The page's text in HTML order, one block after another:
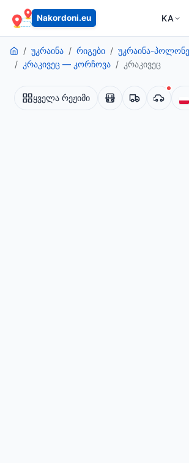
Nakordoni.eu KA
გადასვლა
უკრაინა რიგები
უკრაინა-
კრაკივეც — კორჩოვა
კრაკივეც
ყველა რეჟიმი